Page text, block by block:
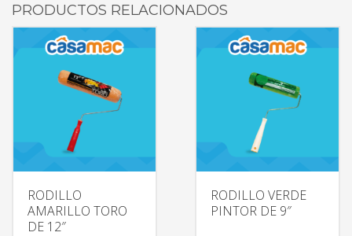
PRODUCTOS RELACIONADOS
RODILLO
AMARILLO TORO
DE 12″
RODILLO VERDE
PINTOR DE 9″